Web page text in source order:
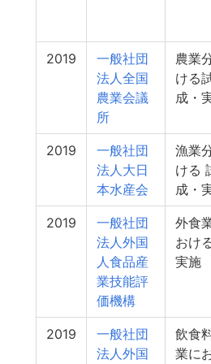
2019
一般社団
法人全国
農業会議
所
農業
ける
成・
2019
一般社団
法人大日
本水産会
漁業
ける
成・
2019
一般社団
法人外国
人食品産
業技能評
価機構
外食
おけ
実施
2019
一般社団
法人外国
飲食
業に